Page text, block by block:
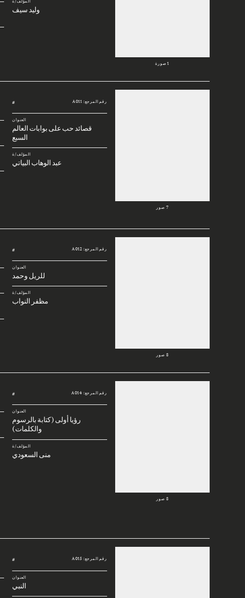
المؤلف/ة
وليد سيف
1 صورة
رقم المرجع: A011 #
العنوان
قصائد حب على بوابات العالم
السبع
المؤلف/ة
عبد الوهاب البياتي
7 صور
رقم المرجع: A012 #
العنوان
للريل وحمد
المؤلف/ة
مظفر النواب
8 صور
رقم المرجع: A014 #
العنوان
رؤيا أولى (كتابة بالرسوم
والكلمات)
المؤلف/ة
منى السعودي
8 صور
رقم المرجع: A015 #
العنوان
النبي